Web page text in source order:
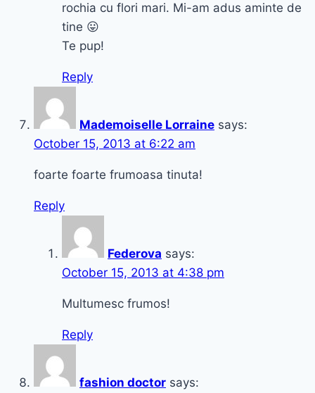
rochia cu flori mari. Mi-am adus aminte de
tine 😛
Te pup!
Reply
Mademoiselle Lorraine says:
October 15, 2013 at 6:22 am
foarte foarte frumoasa tinuta!
Reply
Federova says:
October 15, 2013 at 4:38 pm
Multumesc frumos!
Reply
fashion doctor says: